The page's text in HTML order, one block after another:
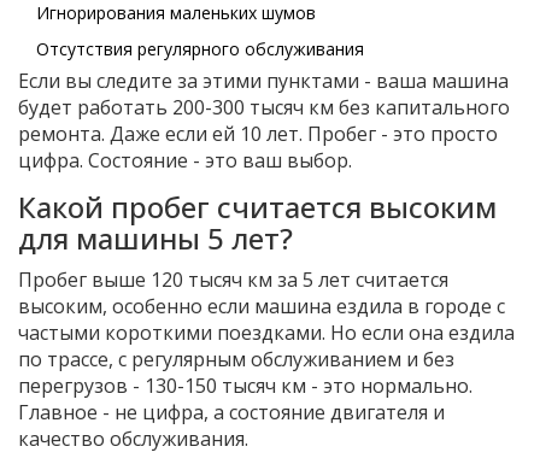
Игнорирования маленьких шумов
Отсутствия регулярного обслуживания
Если вы следите за этими пунктами - ваша машина
будет работать 200-300 тысяч км без капитального
ремонта. Даже если ей 10 лет. Пробег - это просто
цифра. Состояние - это ваш выбор.
Какой пробег считается высоким
для машины 5 лет?
Пробег выше 120 тысяч км за 5 лет считается
высоким, особенно если машина ездила в городе с
частыми короткими поездками. Но если она ездила
по трассе, с регулярным обслуживанием и без
перегрузов - 130-150 тысяч км - это нормально.
Главное - не цифра, а состояние двигателя и
качество обслуживания.